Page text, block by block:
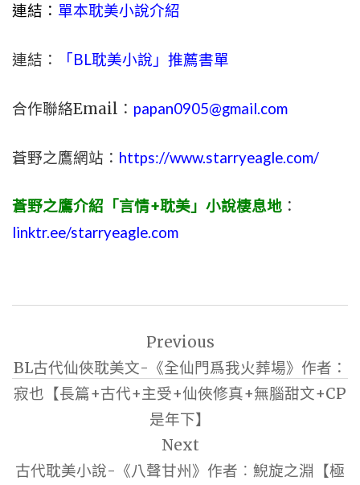
連結： 單本耽美小說介紹
連結： 「BL耽美小說」推薦書單
合作聯絡Email： papan0905@gmail.com
蒼野之鷹網站： https://www.starryeagle.com/
蒼野之鷹介紹「言情+耽美」小說棲息地 ：
linktr.ee/starryeagle.com
導
覽
Previous
BL古代仙俠耽美文-《全仙門爲我火葬場》作者：
寂也【長篇+古代+主受+仙俠修真+無腦甜文+CP
是年下】
Next
古代耽美小說-《八聲甘州》作者︰鯢旋之淵【極